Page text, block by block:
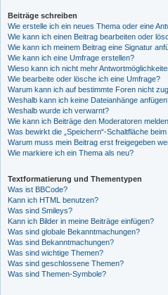
Beiträge schreiben
Wie erstelle ich ein neues Thema oder eine
Wie kann ich einen Beitrag bearbeiten oder
Wie kann ich meinem Beitrag eine Signatur
Wie kann ich eine Umfrage erstellen?
Wieso kann ich nicht mehr
Wie bearbeite oder lösche ich eine Umfrage?
Warum kann ich auf bestimmte Foren nicht
Weshalb kann ich keine Dateianhänge
Weshalb wurde ich verwarnt?
Wie kann ich Beiträge den Moderatoren
Was bewirkt die „Speichern“-Schaltfläche
Warum muss mein Beitrag erst freigegeben
Wie markiere ich ein Thema als neu?
Textformatierung und Thementypen
Was ist BBCode?
Kann ich HTML benutzen?
Was sind Smileys?
Kann ich Bilder in meine Beiträge einfügen?
Was sind globale Bekanntmachungen?
Was sind Bekanntmachungen?
Was sind wichtige Themen?
Was sind geschlossene Themen?
Was sind Themen-Symbole?